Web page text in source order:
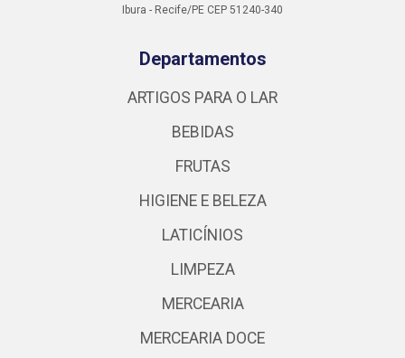
Ibura - Recife/PE CEP 51240-340
Departamentos
ARTIGOS PARA O LAR
BEBIDAS
FRUTAS
HIGIENE E BELEZA
LATICÍNIOS
LIMPEZA
MERCEARIA
MERCEARIA DOCE